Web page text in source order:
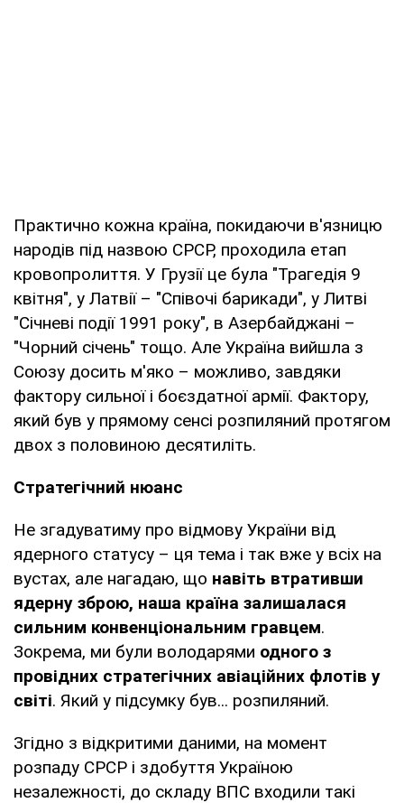
Практично кожна країна, покидаючи в'язницю
народів під назвою СРСР, проходила етап
кровопролиття. У Грузії це була "Трагедія 9
квітня", у Латвії – "Співочі барикади", у Литві
"Січневі події 1991 року", в Азербайджані –
"Чорний січень" тощо. Але Україна вийшла з
Союзу досить м'яко – можливо, завдяки
фактору сильної і боєздатної армії. Фактору,
який був у прямому сенсі розпиляний протягом
двох з половиною десятиліть.
Стратегічний нюанс
Не згадуватиму про відмову України від
ядерного статусу – ця тема і так вже у всіх на
вустах, але нагадаю, що навіть втративши
ядерну зброю, наша країна залишалася
сильним конвенціональним гравцем.
Зокрема, ми були володарями одного з
провідних стратегічних авіаційних флотів у
світі. Який у підсумку був... розпиляний.
Згідно з відкритими даними, на момент
розпаду СРСР і здобуття Україною
незалежності, до складу ВПС входили такі